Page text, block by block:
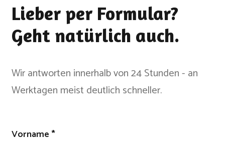
Lieber per Formular?
Geht natürlich auch.
Wir antworten innerhalb von 24 Stunden - an
Werktagen meist deutlich schneller.
Don't
Vorname *